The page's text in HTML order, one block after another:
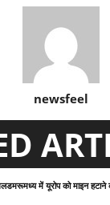
newsfeel
में यूरोप को माइन हटाने